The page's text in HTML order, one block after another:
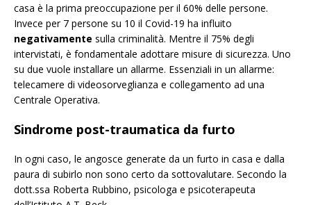
casa è la prima preoccupazione per il 60% delle persone.
Invece per 7 persone su 10 il Covid-19 ha influito
negativamente sulla criminalità. Mentre il 75% degli
intervistati, è fondamentale adottare misure di sicurezza. Uno
su due vuole installare un allarme. Essenziali in un allarme:
telecamere di videosorveglianza e collegamento ad una
Centrale Operativa.
Sindrome post-traumatica da furto
In ogni caso, le angosce generate da un furto in casa e dalla
paura di subirlo non sono certo da sottovalutare. Secondo la
dott.ssa Roberta Rubbino, psicologa e psicoterapeuta